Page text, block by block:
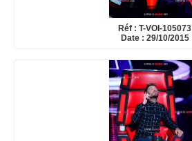
Réf : T-VOI-105073
Date : 29/10/2015